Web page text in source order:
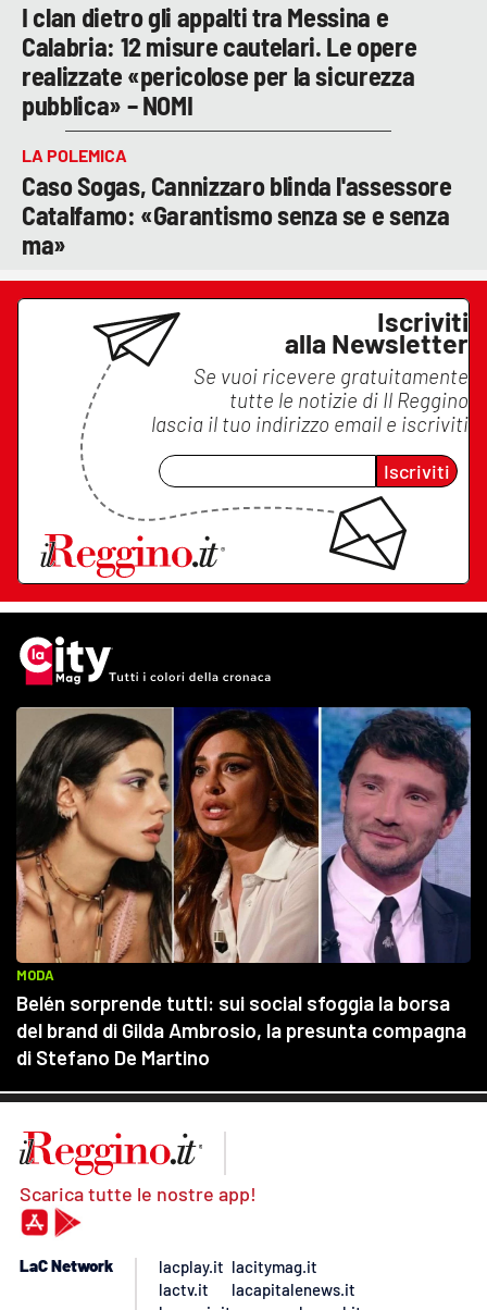
I clan dietro gli appalti tra Messina e
Calabria: 12 misure cautelari. Le opere
realizzate «pericolose per la sicurezza
pubblica» – NOMI
LA POLEMICA
Caso Sogas, Cannizzaro blinda l'assessore
Catalfamo: «Garantismo senza se e senza
ma»
Iscriviti
alla Newsletter
Se vuoi ricevere gratuitamente
tutte le notizie di Il Reggino
lascia il tuo indirizzo email e iscriviti
Iscriviti
Scarica tutte le nostre app!
LaC Network
lacplay.it
lactv.it
lacitymag.it
lacapitalenews.it